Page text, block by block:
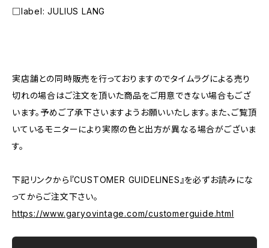
□label: JULIUS LANG
実店舗との同時販売を行っておりますのでタイムラグによる売り
切れの場合はご注文を頂いた商品をご用意できない場合もござ
います。予めご了承下さいますようお願いいたします。また、ご覧頂
いているモニターにより実際の色と出方が異なる場合がございま
す。
下記リンクから『CUSTOMER GUIDELINES』を必ずお読みにな
ってからご注文下さい。
https://www.garyovintage.com/customerguide.html